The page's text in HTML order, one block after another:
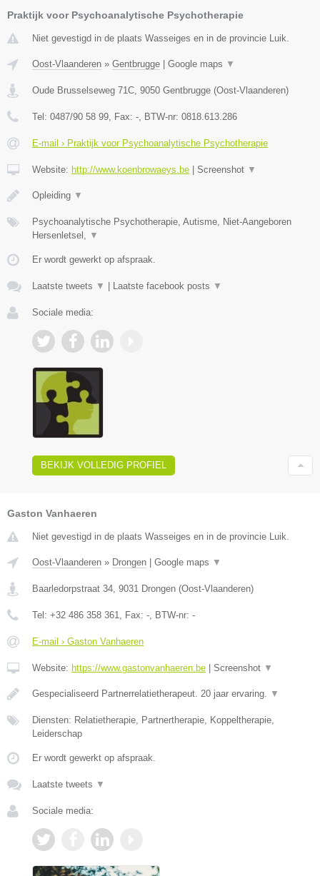
Praktijk voor Psychoanalytische Psychotherapie
Niet gevestigd in de plaats Wasseiges en in de provincie Luik.
Oost-Vlaanderen » Gentbrugge Google maps ▼
Oude Brusselseweg 71C, 9050 Gentbrugge (Oost-Vlaanderen)
Tel: 0487/90 58 99, Fax: -, BTW-nr: 0818.613.286
E-mail › Praktijk voor Psychoanalytische Psychotherapie
Website: http://www.koenbrowaeys.be Screenshot ▼
Opleiding ▼
Psychoanalytische Psychotherapie, Autisme, Niet-Aangeboren
Hersenletsel, ▼
Er wordt gewerkt op afspraak.
Laatste tweets ▼ Laatste facebook posts ▼
Sociale media:
BEKIJK VOLLEDIG PROFIEL
Gaston Vanhaeren
Niet gevestigd in de plaats Wasseiges en in de provincie Luik.
Oost-Vlaanderen » Drongen Google maps ▼
Baarledorpstraat 34, 9031 Drongen (Oost-Vlaanderen)
Tel: +32 486 358 361, Fax: -, BTW-nr: -
E-mail › Gaston Vanhaeren
Website: https://www.gastonvanhaeren.be Screenshot ▼
Gespecialiseerd Partnerrelatietherapeut. 20 jaar ervaring. ▼
Diensten: Relatietherapie, Partnertherapie, Koppeltherapie,
Leiderschap
Er wordt gewerkt op afspraak.
Laatste tweets ▼
Sociale media: